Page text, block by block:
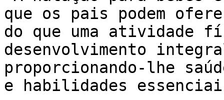
que os pais podem
do que uma atividade
desenvolvimento
proporcionando-lhe
e habilidades